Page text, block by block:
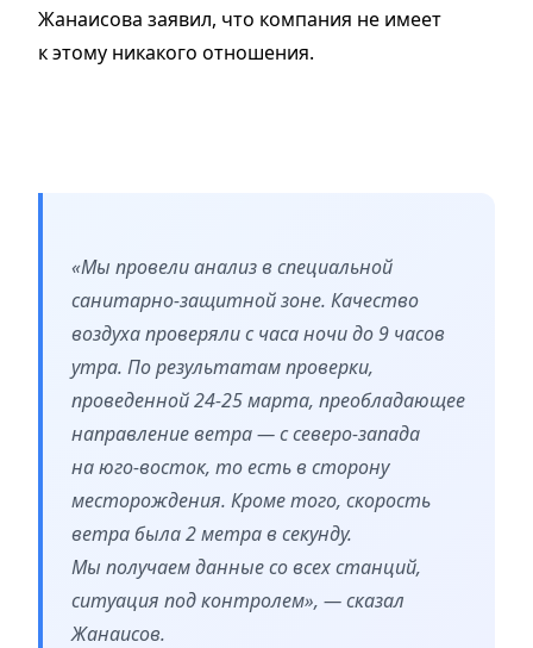
Жанаисова заявил, что компания не имеет
к этому никакого отношения.
«Мы провели анализ в специальной
санитарно-защитной зоне. Качество
воздуха проверяли с часа ночи до 9 часов
утра. По результатам проверки,
проведенной 24-25 марта, преобладающее
направление ветра — с северо-запада
на юго-восток, то есть в сторону
месторождения. Кроме того, скорость
ветра была 2 метра в секунду.
Мы получаем данные со всех станций,
ситуация под контролем», — сказал
Жанаисов.